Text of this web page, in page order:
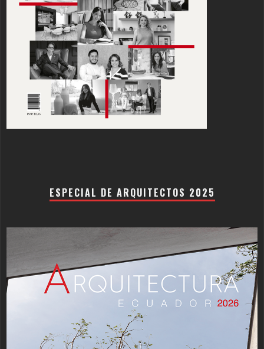
ESPECIAL DE ARQUITECTOS 2025